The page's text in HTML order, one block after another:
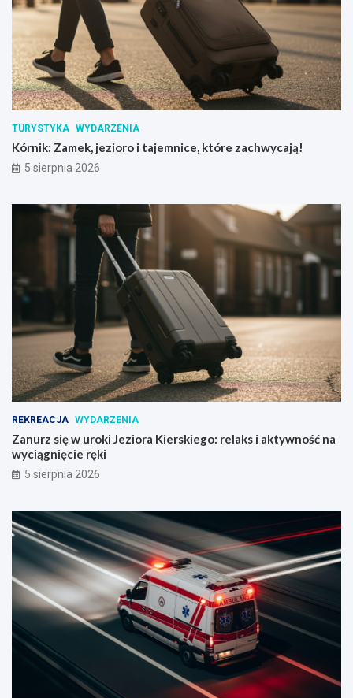
TURYSTYKA WYDARZENIA
Kórnik: Zamek, jezioro i tajemnice, które zachwycają!
5 sierpnia 2026
REKREACJA WYDARZENIA
Zanurz się w uroki Jeziora Kierskiego: relaks i aktywność na
wyciągnięcie ręki
5 sierpnia 2026